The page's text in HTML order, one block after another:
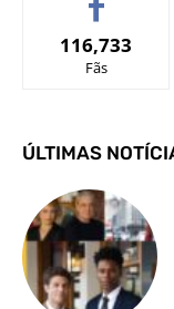
116,733
Fãs
ÚLTIMAS